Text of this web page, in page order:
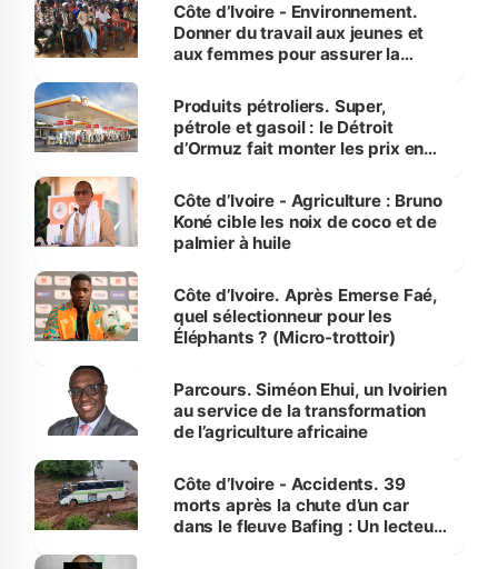
Côte d’Ivoire - Environnement.
Donner du travail aux jeunes et
aux femmes pour assurer la
menacées
Produits pétroliers. Super,
pétrole et gasoil : le Détroit
d’Ormuz fait monter les prix en
Côte d’Ivoire - Agriculture : Bruno
Koné cible les noix de coco et de
palmier à huile
Côte d’Ivoire. Après Emerse Faé,
quel sélectionneur pour les
Éléphants ? (Micro-trottoir)
Parcours. Siméon Ehui, un Ivoirien
au service de la transformation
de l’agriculture africaine
Côte d’Ivoire - Accidents. 39
morts après la chute d’un car
dans le fleuve Bafing : Un lecteur